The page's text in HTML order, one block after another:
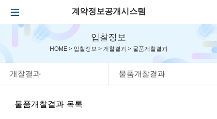
계약정보공개시스템
입찰정보
HOME > 입찰정보 > 개찰결과> 물품개찰결과
개찰결과 물품개찰결과
물품개찰결과 목록